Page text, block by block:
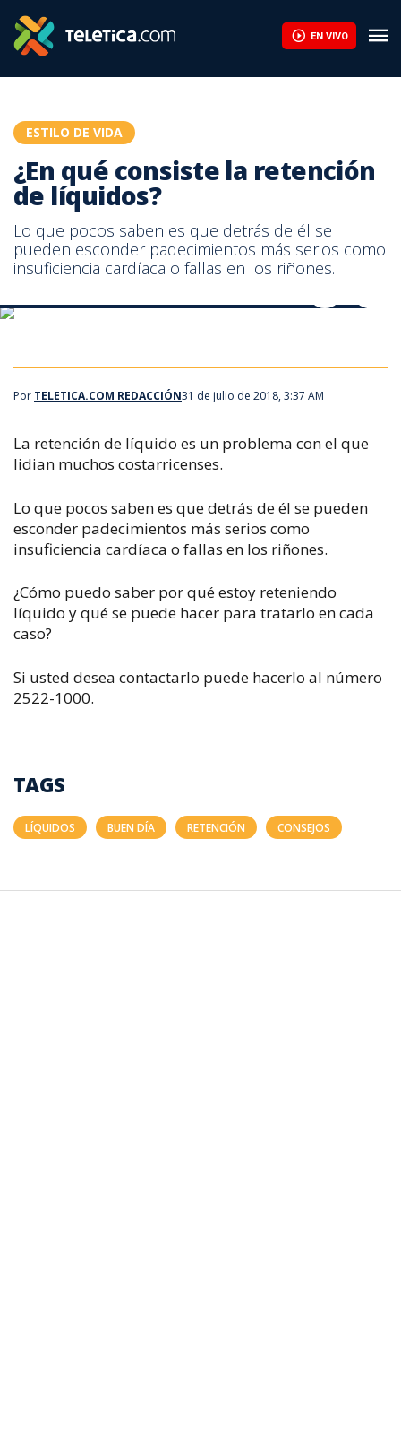
EN VIVO
ESTILO DE VIDA
¿En qué consiste la retención
de líquidos?
Lo que pocos saben es que detrás de él se
pueden esconder padecimientos más serios como
insuficiencia cardíaca o fallas en los riñones.
Por TELETICA.COM REDACCIÓN31 de julio de 2018, 3:37 AM
La retención de líquido es un problema con el que
lidian muchos costarricenses.
Lo que pocos saben es que detrás de él se pueden
esconder padecimientos más serios como
insuficiencia cardíaca o fallas en los riñones.
¿Cómo puedo saber por qué estoy reteniendo
líquido y qué se puede hacer para tratarlo en cada
caso?
Si usted desea contactarlo puede hacerlo al número
2522-1000.
TAGS
LÍQUIDOS BUEN DÍA RETENCIÓN CONSEJOS